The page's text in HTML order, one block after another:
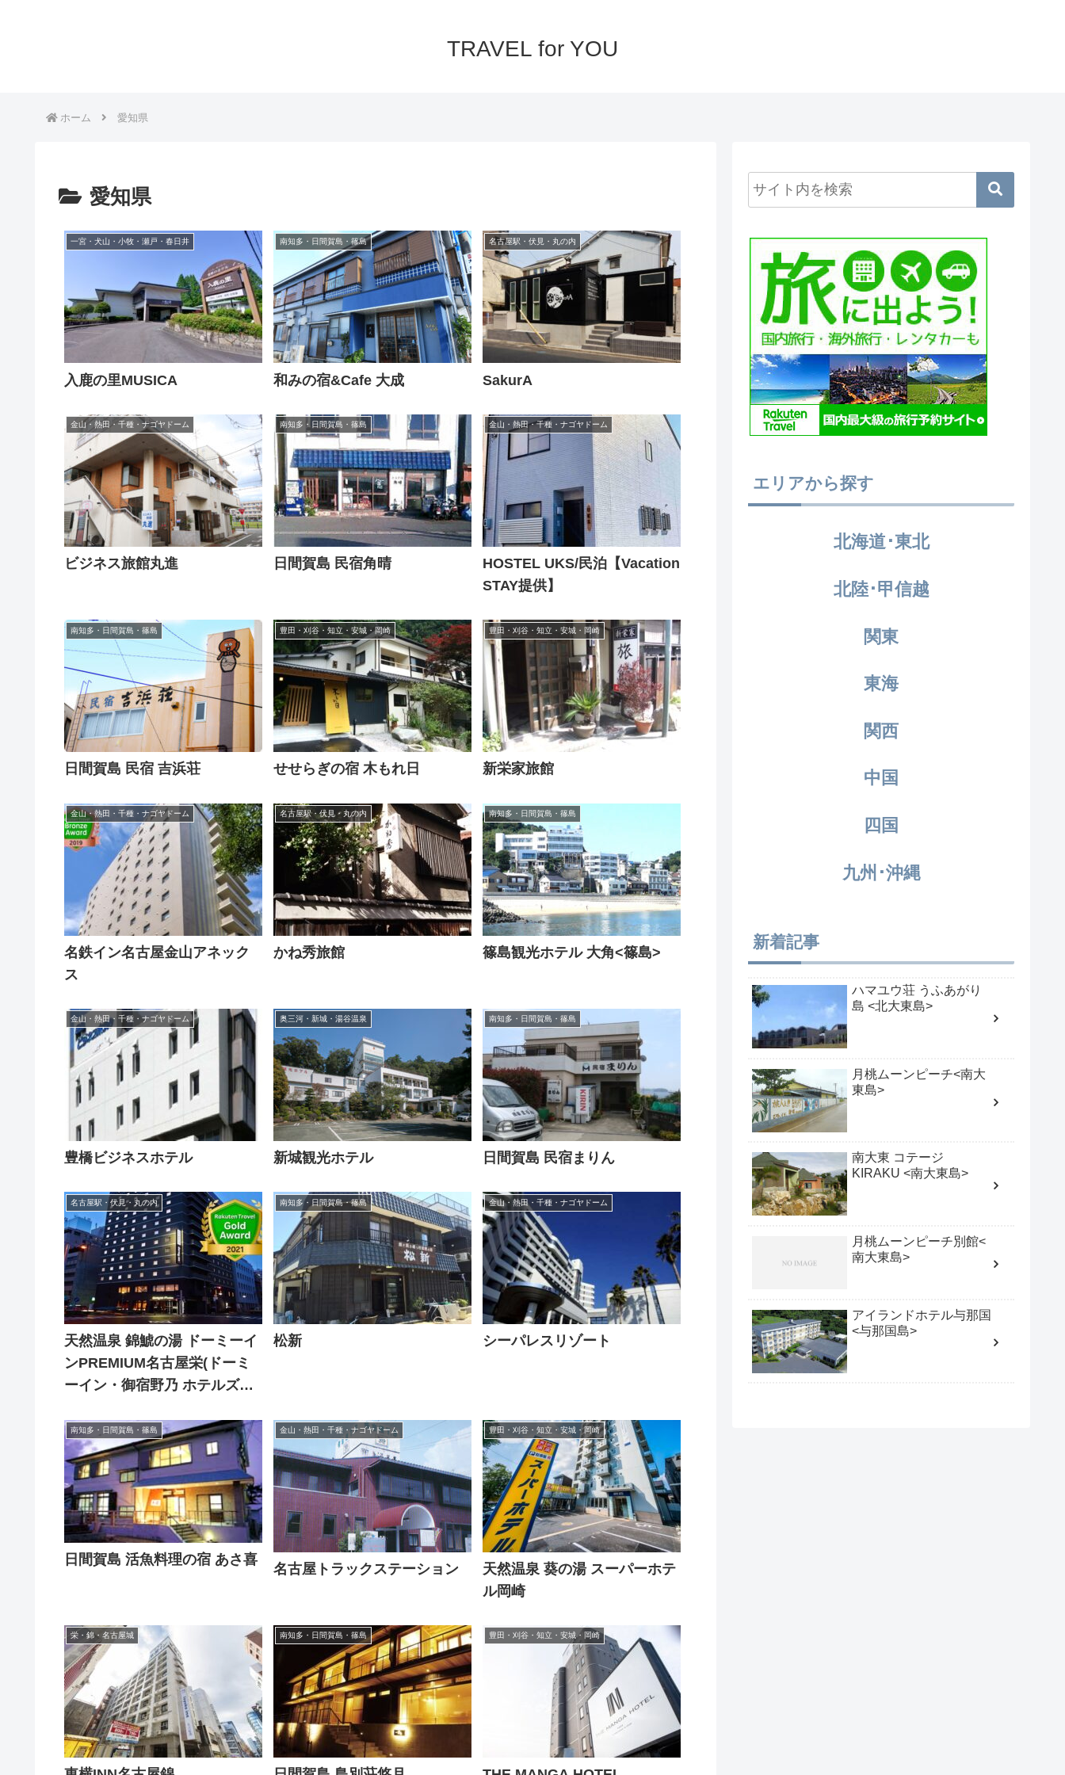
TRAVEL for YOU
ホーム 愛知県
愛知県
一宮・犬山・小牧・瀬戸・春日井
入鹿の里MUSICA
南知多・日間賀島・篠島
和みの宿&Cafe 大成
名古屋駅・伏見・丸の内
SakurA
金山・熱田・千種・ナゴヤドーム
ビジネス旅館丸進
南知多・日間賀島・篠島
日間賀島 民宿角晴
金山・熱田・千種・ナゴヤドーム
HOSTEL UKS/民泊【Vacation
STAY提供】
南知多・日間賀島・篠島
日間賀島 民宿 吉浜荘
豊田・刈谷・知立・安城・岡崎
せせらぎの宿 木もれ日
豊田・刈谷・知立・安城・岡崎
新栄家旅館
金山・熱田・千種・ナゴヤドーム
名鉄イン名古屋金山アネック
ス
名古屋駅・伏見・丸の内
かね秀旅館
南知多・日間賀島・篠島
篠島観光ホテル 大角<篠島>
金山・熱田・千種・ナゴヤドーム
豊橋ビジネスホテル
奥三河・新城・湯谷温泉
新城観光ホテル
南知多・日間賀島・篠島
日間賀島 民宿まりん
名古屋駅・伏見・丸の内
天然温泉 錦鯱の湯 ドーミーイ
ンPREMIUM名古屋栄(ドーミ
ーイン・御宿野乃 ホテルズグ
南知多・日間賀島・篠島
松新
金山・熱田・千種・ナゴヤドーム
シーパレスリゾート
南知多・日間賀島・篠島
日間賀島 活魚料理の宿 あさ喜
金山・熱田・千種・ナゴヤドーム
名古屋トラックステーション
豊田・刈谷・知立・安城・岡崎
天然温泉 葵の湯 スーパーホテ
ル岡崎
栄・錦・名古屋城 南知多・日間賀島・篠島 豊田・刈谷・知立・安城・岡崎
エリアから探す
北海道･東北
北陸･甲信越
関東
東海
関西
中国
四国
九州･沖縄
新着記事
ハマユウ荘 うふあがり
島 <北大東島>
月桃ムーンピーチ<南大
東島>
南大東 コテージ
KIRAKU <南大東島>
月桃ムーンピーチ別館<
南大東島>
アイランドホテル与那国
<与那国島>